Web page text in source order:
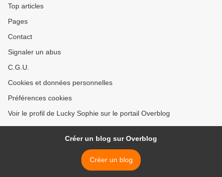
Top articles
Pages
Contact
Signaler un abus
C.G.U.
Cookies et données personnelles
Préférences cookies
Voir le profil de Lucky Sophie sur le portail Overblog
Créer un blog sur Overblog
Créer un blog